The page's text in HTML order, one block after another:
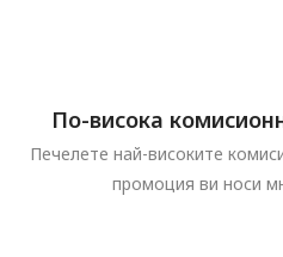
По-висока
Печелете най-високите
промоция ви носи